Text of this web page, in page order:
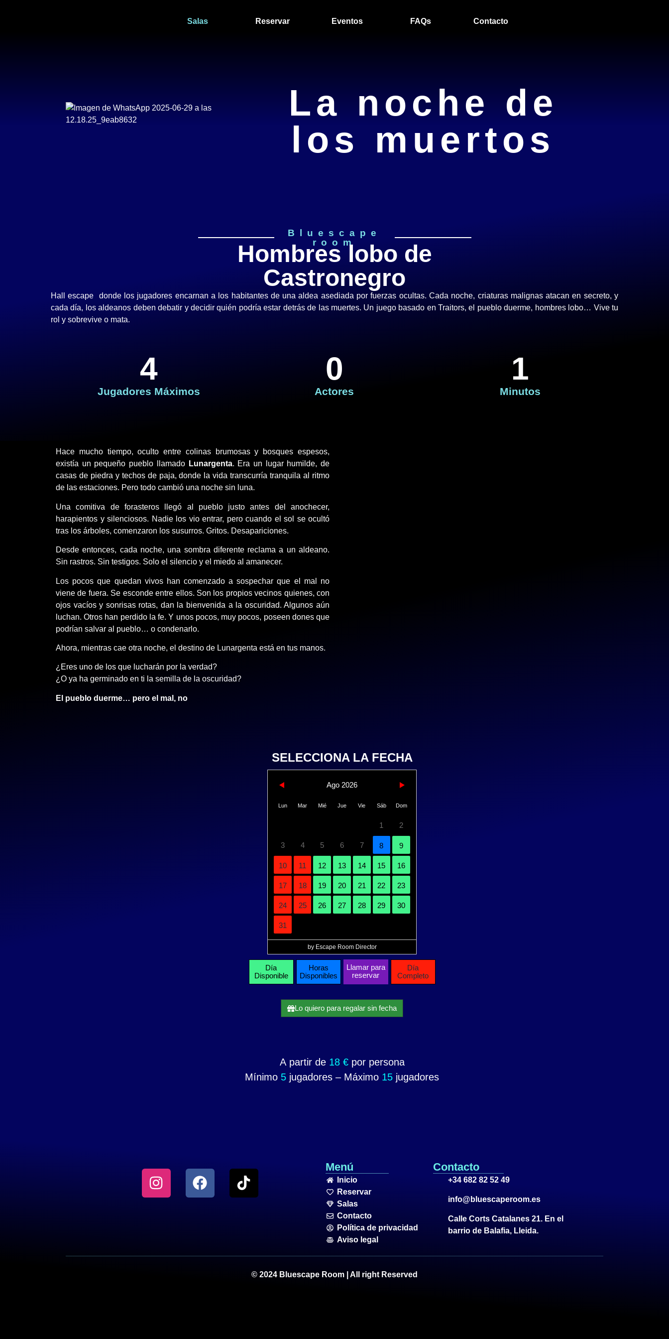
Salas Reservar Eventos FAQs Contacto
muertosLa noche de
los muertos
Bluescape
room
Hombres lobo de
Castronegro
Hall escape donde los jugadores encarnan a los habitantes de una aldea asediada por fuerzas ocultas. Cada noche, criaturas malignas atacan en secreto, y
cada día, los aldeanos deben debatir y decidir quién podría estar detrás de las muertes. Un juego basado en Traitors, el pueblo duerme, hombres lobo… Vive tu
rol y sobrevive o mata.
Jugadores Máximos
4
Actores
0
Minutos
1
Hace mucho tiempo, oculto entre colinas brumosas y bosques espesos,
existía un pequeño pueblo llamado Lunargenta. Era un lugar humilde, de
casas de piedra y techos de paja, donde la vida transcurría tranquila al ritmo
de las estaciones. Pero todo cambió una noche sin luna.
Una comitiva de forasteros llegó al pueblo justo antes del anochecer,
harapientos y silenciosos. Nadie los vio entrar, pero cuando el sol se ocultó
tras los árboles, comenzaron los susurros. Gritos. Desapariciones.
Desde entonces, cada noche, una sombra diferente reclama a un aldeano.
Sin rastros. Sin testigos. Solo el silencio y el miedo al amanecer.
Los pocos que quedan vivos han comenzado a sospechar que el mal no
viene de fuera. Se esconde entre ellos. Son los propios vecinos quienes, con
ojos vacíos y sonrisas rotas, dan la bienvenida a la oscuridad. Algunos aún
luchan. Otros han perdido la fe. Y unos pocos, muy pocos, poseen dones que
podrían salvar al pueblo… o condenarlo.
Ahora, mientras cae otra noche, el destino de Lunargenta está en tus manos.
¿Eres uno de los que lucharán por la verdad?
¿O ya ha germinado en ti la semilla de la oscuridad?
El pueblo duerme… pero el mal, no
SELECCIONA LA FECHA
Ago 2026
Lun Mar Mié Jue Vie Sáb Dom
1 2
3 4 5 6 7 8 9
10 11 12 13 14 15 16
17 18 19 20 21 22 23
24 25 26 27 28 29 30
31
by Escape Room Director
Día
Disponible
Horas
Disponibles
Llamar para
reservar
Día
Completo
Lo quiero para regalar sin fecha
A partir de 18 €por persona
Mínimo 5 jugadores – Máximo 15 jugadores
Menú
Inicio
Reservar
Salas
Contacto
Política de privacidad
Aviso legal
Contacto
+34 682 82 52 49
info@bluescaperoom.es
Calle Corts Catalanes 21. En el
barrio de Balafia, Lleida.
© 2024 Bluescape Room | All right Reserved